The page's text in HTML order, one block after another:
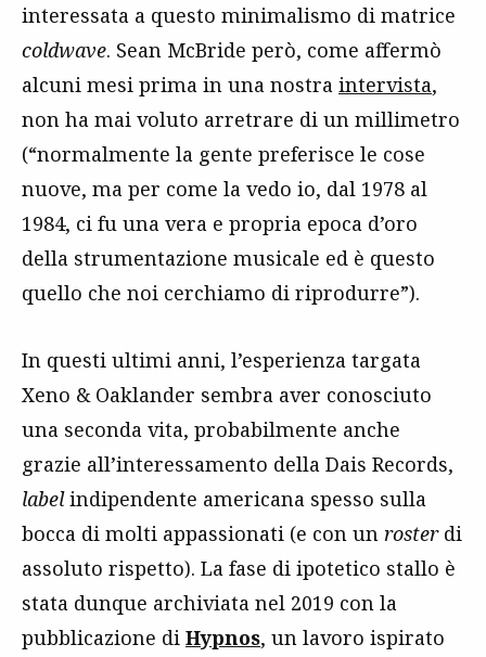
interessata a questo minimalismo di matrice
coldwave. Sean McBride però, come affermò
alcuni mesi prima in una nostra intervista,
non ha mai voluto arretrare di un millimetro
(“normalmente la gente preferisce le cose
nuove, ma per come la vedo io, dal 1978 al
1984, ci fu una vera e propria epoca d’oro
della strumentazione musicale ed è questo
quello che noi cerchiamo di riprodurre”).
In questi ultimi anni, l’esperienza targata
Xeno & Oaklander sembra aver conosciuto
una seconda vita, probabilmente anche
grazie all’interessamento della Dais Records,
labelindipendente americana spesso sulla
bocca di molti appassionati (e con un rosterdi
assoluto rispetto). La fase di ipotetico stallo è
stata dunque archiviata nel 2019 con la
pubblicazione di Hypnos, un lavoro ispirato